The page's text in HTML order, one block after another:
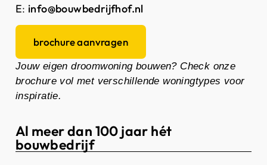
E: info@bouwbedrijfhof.nl
brochure aanvragen
Jouw eigen droomwoning bouwen? Check onze
brochure vol met verschillende woningtypes voor
inspiratie.
Al meer dan 100 jaar hét
bouwbedrijf